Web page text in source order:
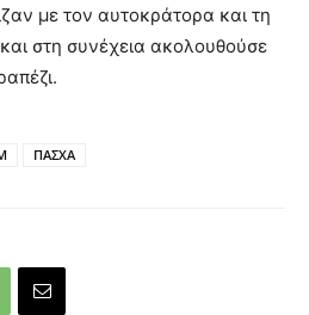
με τον αυτοκράτορα και τη
στη συνέχεια ακολουθούσε
ΠΑΣΧΑ